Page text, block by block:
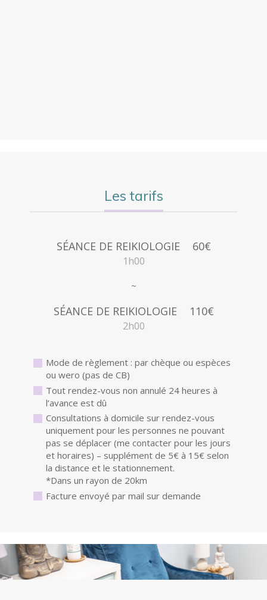
Les tarifs
SÉANCE DE REIKIOLOGIE 60€
1h00
SÉANCE DE REIKIOLOGIE 110€
2h00
Mode de règlement : par chèque ou espèces
ou wero (pas de CB)
Tout rendez-vous non annulé 24 heures à
l’avance est dû
Consultations à domicile sur rendez-vous
uniquement pour les personnes ne pouvant
pas se déplacer (me contacter pour les jours
et horaires) – supplément de 5€ à 15€ selon
la distance et le stationnement.
*Dans un rayon de 20km
Facture envoyé par mail sur demande